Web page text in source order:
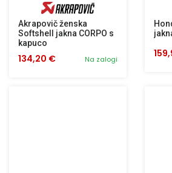
Akrapovič ženska
Softshell jakna CORPO s
kapuco
Na zalogi
134,20 €